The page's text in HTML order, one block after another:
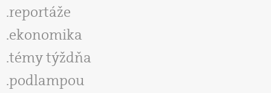
reportáže
ekonomika
témy týždňa
podlampou